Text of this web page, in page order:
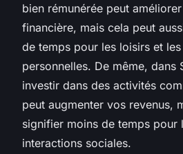
bien rémunérée peut
financière, mais cela peut
de temps pour les loisirs et
personnelles. De même, dans
investir dans des activités
peut augmenter vos revenus,
signifier moins de temps pour
interactions sociales.